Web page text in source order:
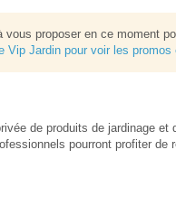
vous proposer en ce moment
Vip Jardin pour voir les promos
de produits de jardinage et
pourront profiter